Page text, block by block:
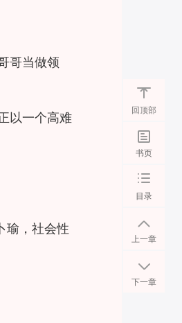
回顶部
书页
目录
上一章
下一章
哥当做领
以一个高难
瑜，社会性